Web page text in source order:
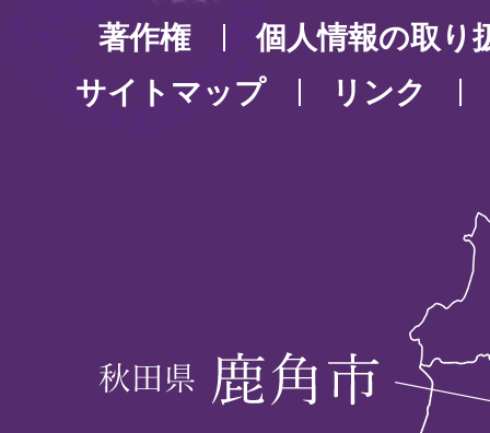
著作権
個人情報の取り
サイトマップ
リンク